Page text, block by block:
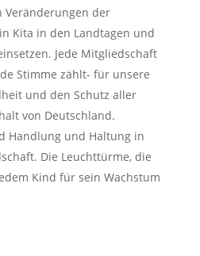
der
Kita in den Landtagen und
Jede Mitgliedschaft
Stimme zählt- für unsere
und den Schutz aller
von Deutschland.
Handlung und Haltung in
Die Leuchttürme, die
Kind für sein Wachstum